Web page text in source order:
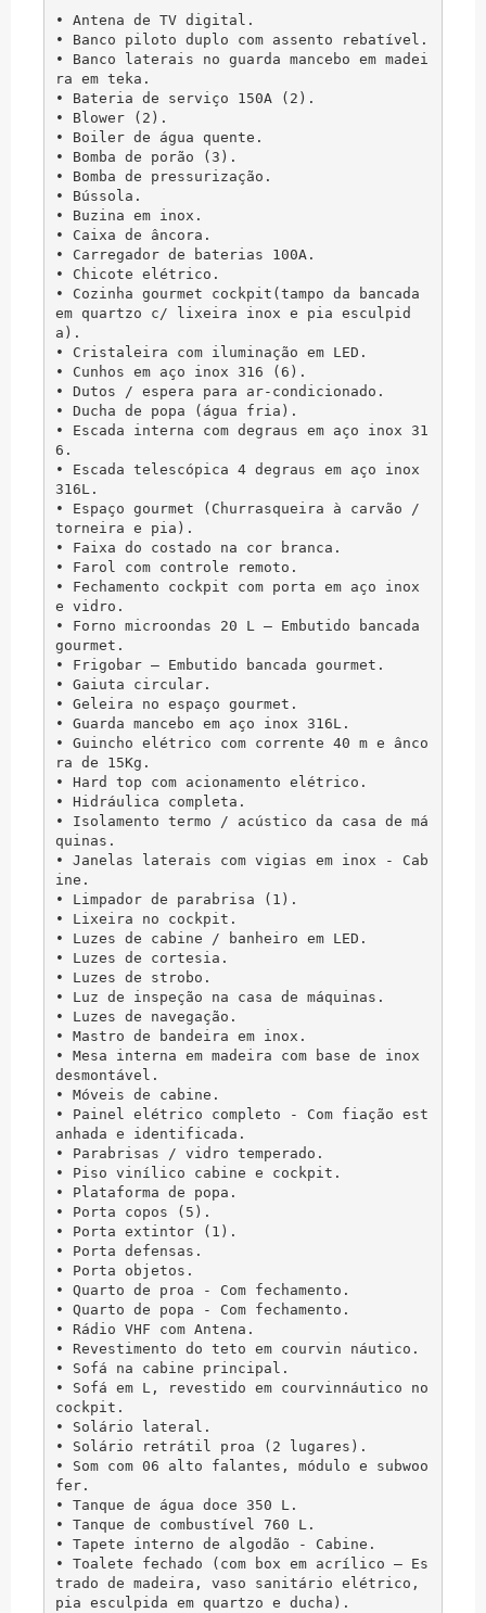
• Antena de TV digital.
• Banco piloto duplo com assento rebatível.
• Banco laterais no guarda mancebo em madei
ra em teka.
• Bateria de serviço 150A (2).
• Blower (2).
• Boiler de água quente.
• Bomba de porão (3).
• Bomba de pressurização.
• Bússola.
• Buzina em inox.
• Caixa de âncora.
• Carregador de baterias 100A.
• Chicote elétrico.
• Cozinha gourmet cockpit(tampo da bancada
em quartzo c/ lixeira inox e pia esculpid
a).
• Cristaleira com iluminação em LED.
• Cunhos em aço inox 316 (6).
• Dutos / espera para ar-condicionado.
• Ducha de popa (água fria).
• Escada interna com degraus em aço inox 31
6.
• Escada telescópica 4 degraus em aço inox
316L.
• Espaço gourmet (Churrasqueira à carvão /
torneira e pia).
• Faixa do costado na cor branca.
• Farol com controle remoto.
• Fechamento cockpit com porta em aço inox
e vidro.
• Forno microondas 20 L – Embutido bancada
gourmet.
• Frigobar – Embutido bancada gourmet.
• Gaiuta circular.
• Geleira no espaço gourmet.
• Guarda mancebo em aço inox 316L.
• Guincho elétrico com corrente 40 m e ânco
ra de 15Kg.
• Hard top com acionamento elétrico.
• Hidráulica completa.
• Isolamento termo / acústico da casa de má
quinas.
• Janelas laterais com vigias em inox - Cab
ine.
• Limpador de parabrisa (1).
• Lixeira no cockpit.
• Luzes de cabine / banheiro em LED.
• Luzes de cortesia.
• Luzes de strobo.
• Luz de inspeção na casa de máquinas.
• Luzes de navegação.
• Mastro de bandeira em inox.
• Mesa interna em madeira com base de inox
desmontável.
• Móveis de cabine.
• Painel elétrico completo - Com fiação est
anhada e identificada.
• Parabrisas / vidro temperado.
• Piso vinílico cabine e cockpit.
• Plataforma de popa.
• Porta copos (5).
• Porta extintor (1).
• Porta defensas.
• Porta objetos.
• Quarto de proa - Com fechamento.
• Quarto de popa - Com fechamento.
• Rádio VHF com Antena.
• Revestimento do teto em courvin náutico.
• Sofá na cabine principal.
• Sofá em L, revestido em courvinnáutico no
cockpit.
• Solário lateral.
• Solário retrátil proa (2 lugares).
• Som com 06 alto falantes, módulo e subwoo
fer.
• Tanque de água doce 350 L.
• Tanque de combustível 760 L.
• Tapete interno de algodão - Cabine.
• Toalete fechado (com box em acrílico – Es
trado de madeira, vaso sanitário elétrico,
pia esculpida em quartzo e ducha).